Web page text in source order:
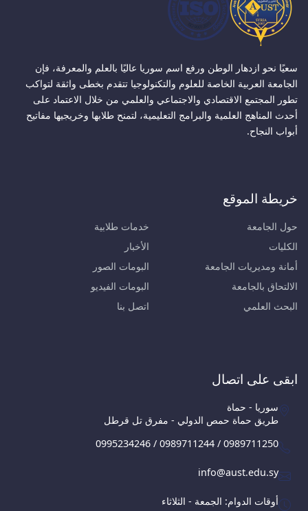
سعيًا نحو ازدهار الوطن ورفع اسم سوريا عاليًا بالعلم والمعرفة، فإن
الجامعة العربية الخاصة للعلوم والتكنولوجيا تتقدم بخطى واثقة لتواكب
تطور المجتمع الاقتصادي والاجتماعي والعلمي من خلال الاعتماد على
أحدث المناهج العلمية والبرامج التعليمية، لتمنح طلابها وخريجيها مفاتيح
أبواب النجاح.
خريطة الموقع
حول الجامعة
الكليات
أمانة ومديريات الجامعة
الالتحاق بالجامعة
البحث العلمي
خدمات طلابية
الأخبار
البومات الصور
البومات الفيديو
اتصل بنا
ابقى على اتصال
سوريا - حماة
طريق حماة حمص الدولي - مفرق تل قرطل
0995234246 / 0989711244 / 0989711250
info@aust.edu.sy
أوقات الدوام: الجمعة - الثلاثاء